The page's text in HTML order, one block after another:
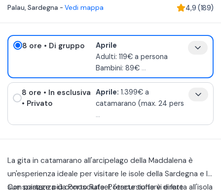
Palau, Sardegna - Vedi mappa 4,9 (189)
8 ore • Di gruppo
Aprile
Adulti: 119€ a persona
Bambini: 89€ ...
8 ore • In esclusiva
• Privato
Aprile: 1.399€ a
catamarano (max. 24 pers
...
La gita in catamarano all'arcipelago della Maddalena è
un'esperienza ideale per visitare le isole della Sardegna e le
sue spiagge più conosciute. Potrete tuffarvi e fare
Con partenza da Porto Rafael, l'escursione è diretta all'isola